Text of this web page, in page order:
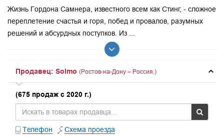
Жизнь Гордона Самнера, известного всем как Стинг, - сложное
переплетение счастья и горя, побед и провалов, разумных
решений и абсурдных поступков. Из ...
Продавец: Solmo (Ростов-на-Дону – Россия.)
(675 продаж с 2020 г.)
Телефон Схема проезда